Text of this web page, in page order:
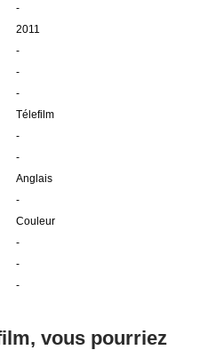
-
2011
-
-
-
Télefilm
-
-
Anglais
-
Couleur
-
-
-
vous pourriez